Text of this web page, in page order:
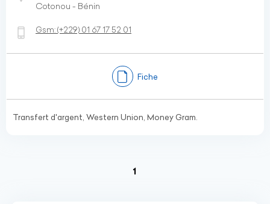
Cotonou - Bénin
Gsm:(+229) 01 67 17 52 01
Fiche
Transfert d'argent, Western Union, Money Gram.
1